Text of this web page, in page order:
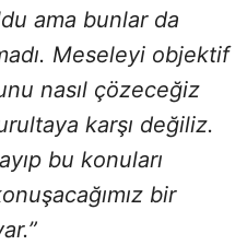
ama bunlar da
Meseleyi objektif
nasıl çözeceğiz
karşı değiliz.
bu konuları
bir